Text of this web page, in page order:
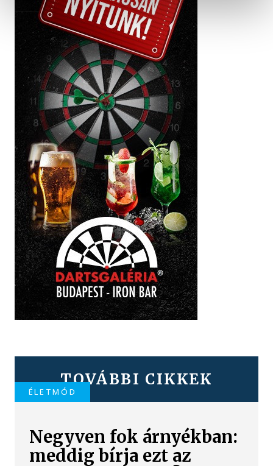
TOVÁBBI CIKKEK
ÉLETMÓD
Negyven fok árnyékban:
meddig bírja ezt az